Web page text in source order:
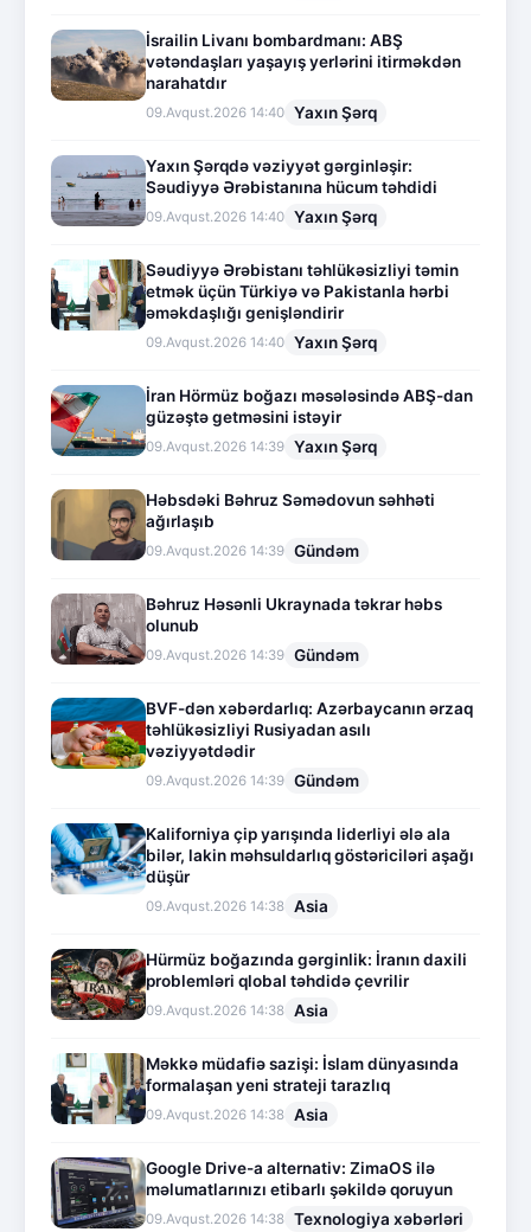
İsrailin Livanı bombardmanı: ABŞ
vətəndaşları yaşayış yerlərini itirməkdən
narahatdır
09.Avqust.2026 14:40 Yaxın Şərq
Yaxın Şərqdə vəziyyət gərginləşir:
Səudiyyə Ərəbistanına hücum təhdidi
09.Avqust.2026 14:40 Yaxın Şərq
Səudiyyə Ərəbistanı təhlükəsizliyi təmin
etmək üçün Türkiyə və Pakistanla hərbi
əməkdaşlığı genişləndirir
09.Avqust.2026 14:40 Yaxın Şərq
İran Hörmüz boğazı məsələsində ABŞ-dan
güzəştə getməsini istəyir
09.Avqust.2026 14:39 Yaxın Şərq
Həbsdəki Bəhruz Səmədovun səhhəti
ağırlaşıb
09.Avqust.2026 14:39 Gündəm
Bəhruz Həsənli Ukraynada təkrar həbs
olunub
09.Avqust.2026 14:39 Gündəm
BVF-dən xəbərdarlıq: Azərbaycanın ərzaq
təhlükəsizliyi Rusiyadan asılı
vəziyyətdədir
09.Avqust.2026 14:39 Gündəm
Kaliforniya çip yarışında liderliyi ələ ala
bilər, lakin məhsuldarlıq göstəriciləri aşağı
düşür
09.Avqust.2026 14:38 Asia
Hürmüz boğazında gərginlik: İranın daxili
problemləri qlobal təhdidə çevrilir
09.Avqust.2026 14:38 Asia
Məkkə müdafiə sazişi: İslam dünyasında
formalaşan yeni strateji tarazlıq
09.Avqust.2026 14:38 Asia
Google Drive-a alternativ: ZimaOS ilə
məlumatlarınızı etibarlı şəkildə qoruyun
09.Avqust.2026 14:38 Texnologiya xəbərləri